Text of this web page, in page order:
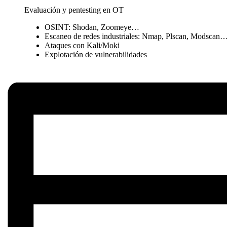
Evaluación y pentesting en OT
OSINT: Shodan, Zoomeye…
Escaneo de redes industriales: Nmap, Plscan,
Ataques con Kali/Moki
Explotación de vulnerabilidades